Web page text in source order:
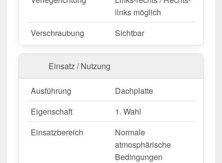
Jetzt Stehfalzblech 33/500-LE | Dach | Anti-Tropf
1000 g/m² bestellen – Schnell geliefert & mit 10
Jahre Garantie!
Langlebig, wetterfest, individuell auf Maß – bestellen
Sie jetzt und profitieren Sie von schneller Lieferung!
Wegen Sonderanfertigung vom Widerruf ausgeschlossen
links möglich
Verschraubung
Sichtbar
Einsatz / Nutzung
Ausführung
Dachplatte
Eigenschaft
1. Wahl
Einsatzbereich
Normale
atmosphärische
Bedingungen